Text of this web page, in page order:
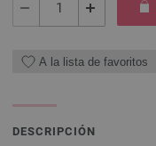
A la lista de favoritos
DESCRIPCIÓN